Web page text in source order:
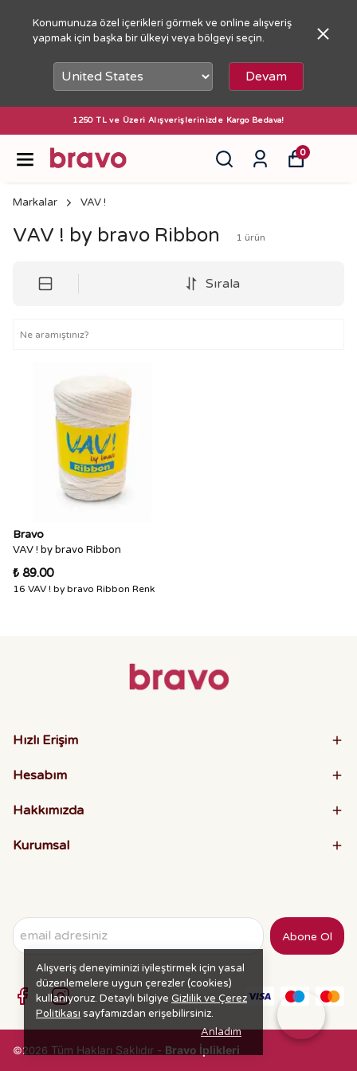
Konumunuza özel içerikleri görmek ve online alışveriş
yapmak için başka bir ülkeyi veya bölgeyi seçin.
Devam
1250 TL ve Üzeri Alışverişlerinizde Kargo Bedava!
0
Alışveriş deneyiminizi iyileştirmek için yasal
düzenlemelere uygun çerezler (cookies)
kullanıyoruz. Detaylı bilgiye Gizlilik ve Çerez
Politikası sayfamızdan erişebilirsiniz.
Anladım
Markalar VAV !
VAV ! by bravo Ribbon 1 ürün
Sırala
Bravo
VAV ! by bravo Ribbon
₺ 89.00
16 VAV ! by bravo Ribbon Renk
Hızlı Erişim
Hesabım
Hakkımızda
Kurumsal
Abone Ol
©2026 Tüm Hakları Saklıdır - Bravo İplikleri